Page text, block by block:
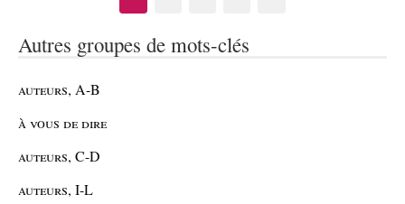
Autres groupes de mots-clés
auteurs, A-B
à vous de dire
auteurs, C-D
auteurs, I-L